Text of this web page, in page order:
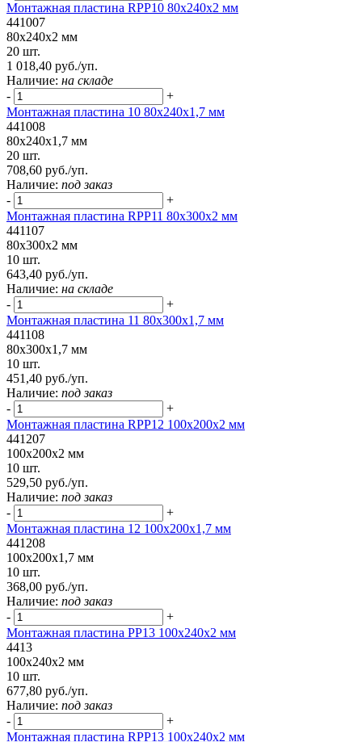
Монтажная пластина RPP10 80x240x2 мм
441007
80x240x2 мм
20 шт.
1 018,40 руб./уп.
Наличие: на складе
-
+
Монтажная пластина 10 80x240x1,7 мм
441008
80x240x1,7 мм
20 шт.
708,60 руб./уп.
Наличие: под заказ
-
+
Монтажная пластина RPP11 80x300x2 мм
441107
80x300x2 мм
10 шт.
643,40 руб./уп.
Наличие: на складе
-
+
Монтажная пластина 11 80x300x1,7 мм
441108
80x300x1,7 мм
10 шт.
451,40 руб./уп.
Наличие: под заказ
-
+
Монтажная пластина RPP12 100x200x2 мм
441207
100x200x2 мм
10 шт.
529,50 руб./уп.
Наличие: под заказ
-
+
Монтажная пластина 12 100x200x1,7 мм
441208
100x200x1,7 мм
10 шт.
368,00 руб./уп.
Наличие: под заказ
-
+
Монтажная пластина PP13 100x240x2 мм
4413
100x240x2 мм
10 шт.
677,80 руб./уп.
Наличие: под заказ
-
+
Монтажная пластина RPP13 100x240x2 мм